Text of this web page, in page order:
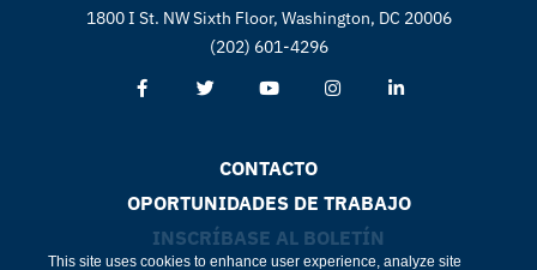
1800 I St. NW Sixth Floor, Washington, DC 20006
(202) 601-4296
CONTACTO
OPORTUNIDADES DE TRABAJO
INSCRÍBASE AL BOLETÍN
This site uses cookies to enhance user experience, analyze site